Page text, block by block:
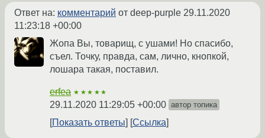
Ответ на: комментарий от deep-purple 29.11.2020
11:23:18 +00:00
Жопа Вы, товарищ, с ушами! Но спасибо,
съел. Точку, правда, сам, лично, кнопкой,
лошара такая, поставил.
erfea ★★★★★
29.11.2020 11:29:05 +00:00 автор топика
Показать ответы Ссылка